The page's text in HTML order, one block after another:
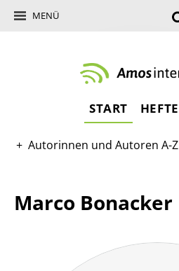
MENÜ
START HEFTE
Autorinnen und Autoren A-Z
Marco Bonacker